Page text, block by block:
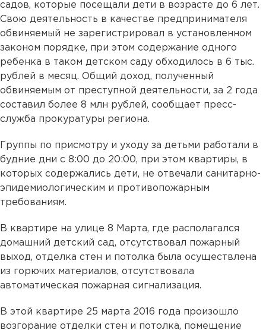
садов, которые посещали дети в возрасте до 6 лет.
Свою деятельность в качестве предпринимателя
обвиняемый не зарегистрировал в установленном
законом порядке, при этом содержание одного
ребенка в таком детском саду обходилось в 6 тыс.
рублей в месяц. Общий доход, полученный
обвиняемым от преступной деятельности, за 2 года
составил более 8 млн рублей, сообщает пресс-
служба прокуратуры региона.
Группы по присмотру и уходу за детьми работали в
будние дни с 8:00 до 20:00, при этом квартиры, в
которых содержались дети, не отвечали санитарно-
эпидемиологическим и противопожарным
требованиям.
В квартире на улице 8 Марта, где располагался
домашний детский сад, отсутствовал пожарный
выход, отделка стен и потолка была осуществлена
из горючих материалов, отсутствовала
автоматическая пожарная сигнализация.
В этой квартире 25 марта 2016 года произошло
возгорание отделки стен и потолка, помещение